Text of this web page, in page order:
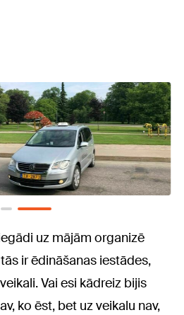
uz mājām organizē
ir ēdināšanas iestādes,
Vai esi kādreiz bijis
ko ēst, bet uz veikalu nav,